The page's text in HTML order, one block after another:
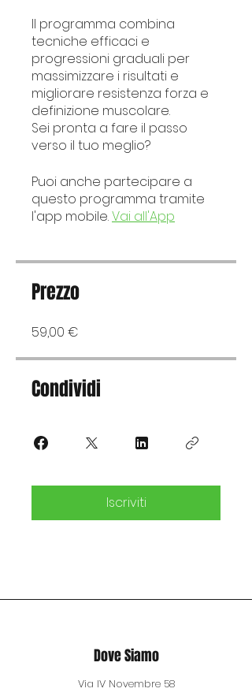
Il programma combina
tecniche efficaci e
progressioni graduali per
massimizzare i risultati e
migliorare resistenza forza e
definizione muscolare.
Sei pronta a fare il passo
verso il tuo meglio?
Puoi anche partecipare a
questo programma tramite
l'app mobile.Vai all'App
Prezzo
59,00 €
Condividi
Iscriviti
Dove Siamo
Via IV Novembre 58